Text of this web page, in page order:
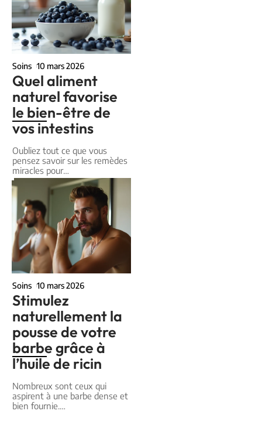
Soins 10 mars 2026
Quel aliment
naturel favorise
le bien-être de
vos intestins
Oubliez tout ce que vous
pensez savoir sur les remèdes
miracles pour…
Soins 10 mars 2026
Stimulez
naturellement la
pousse de votre
barbe grâce à
l’huile de ricin
Nombreux sont ceux qui
aspirent à une barbe dense et
bien fournie.…